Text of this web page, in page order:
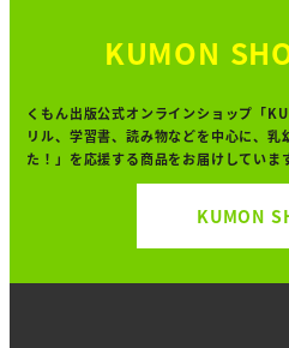
KUMON
くもん出版公式オンラインショップ「
リル、学習書、読み物などを中心に、 乳
た！」を応援する商品をお届けしていま
KUMON